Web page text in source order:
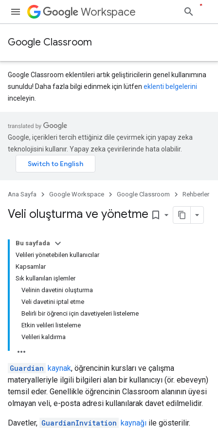
Workspace
Google Classroom
Google Classroom eklentileri artık geliştiricilerin genel kullanımına
sunuldu! Daha fazla bilgi edinmek için lütfen eklenti belgelerini
inceleyin.
Google, içerikleri tercih ettiğiniz dile çevirmek için yapay zeka
teknolojisini kullanır. Yapay zeka çevirilerinde hata olabilir.
Ana Sayfa Google Workspace Google Classroom Rehberler
Veli oluşturma ve yönetme bookmark_border
Bu sayfada
Velileri yönetebilen kullanıcılar
Kapsamlar
Sık kullanılan işlemler
Velinin davetini oluşturma
Veli davetini iptal etme
Belirli bir öğrenci için davetiyeleri listeleme
Etkin velileri listeleme
Velileri kaldırma
Guardian kaynak, öğrencinin kursları ve çalışma
materyalleriyle ilgili bilgileri alan bir kullanıcıyı (ör. ebeveyn)
temsil eder. Genellikle öğrencinin Classroom alanının üyesi
olmayan veli, e-posta adresi kullanılarak davet edilmelidir.
Davetler, GuardianInvitation kaynağı ile gösterilir.